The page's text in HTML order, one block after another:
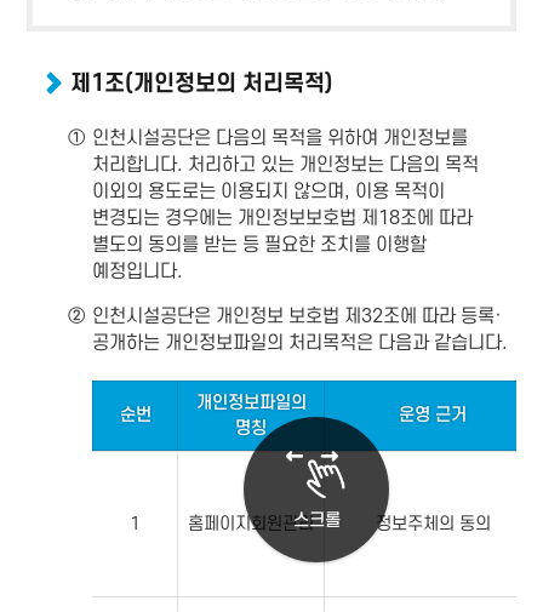
제1조(개인정보의 처리목적)
① 인천시설공단은 다음의 목적을 위하여 개인정보를
처리합니다. 처리하고 있는 개인정보는 다음의 목적
이외의 용도로는 이용되지 않으며, 이용 목적이
변경되는 경우에는 개인정보보호법 제18조에 따라
별도의 동의를 받는 등 필요한 조치를 이행할
예정입니다.
② 인천시설공단은 개인정보 보호법 제32조에 따라 등록·
공개하는 개인정보파일의 처리목적은 다음과 같습니다.
스크롤
순번
개인정보파일의
명칭
운영 근거
1 홈페이지회원관리 정보주체의 동의